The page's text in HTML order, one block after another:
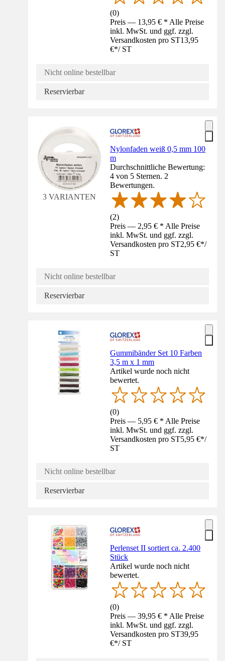
(0)
Preis — 13,95 € * Alle Preise
inkl. MwSt. und ggf. zzgl.
Versandkosten pro ST13,95
€*/ ST
Nicht online bestellbar
Reservierbar
3 VARIANTEN
Nylonfaden weiß 0,5 mm 100
m
Durchschnittliche Bewertung:
4 von 5 Sternen. 2
Bewertungen.
(2)
Preis — 2,95 € * Alle Preise
inkl. MwSt. und ggf. zzgl.
Versandkosten pro ST2,95 €*/
ST
Nicht online bestellbar
Reservierbar
Gummibänder Set 10 Farben
3,5 m x 1 mm
Artikel wurde noch nicht
bewertet.
(0)
Preis — 5,95 € * Alle Preise
inkl. MwSt. und ggf. zzgl.
Versandkosten pro ST5,95 €*/
ST
Nicht online bestellbar
Reservierbar
Perlenset II sortiert ca. 2.400
Stück
Artikel wurde noch nicht
bewertet.
(0)
Preis — 39,95 € * Alle Preise
inkl. MwSt. und ggf. zzgl.
Versandkosten pro ST39,95
€*/ ST